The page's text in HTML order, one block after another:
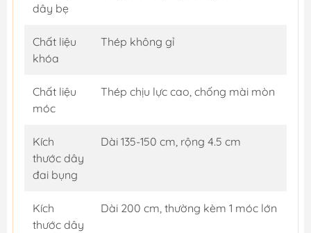
dây bẹ
Chất liệu
khóa
Thép không gỉ
Chất liệu
móc
Thép chịu lực cao, chống mài mòn
Kích
thước dây
đai bụng
Dài 135-150 cm, rộng 4.5 cm
Kích
thước dây
Dài 200 cm, thường kèm 1 móc lớn